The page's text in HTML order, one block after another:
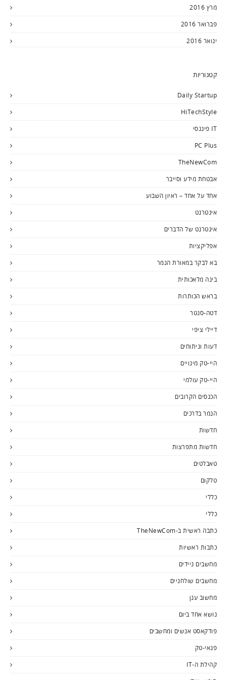
מרץ 2016
פברואר 2016
ינואר 2016
קטגוריות
Daily Startup
HiTechStyle
IT פיננסי
PC Plus
TheNewCom
אבטחת מידע וסייבר
אחד על אחד – ראיון השבוע
אינטרנט
אינטרנט של הדברים
אפליקציות
בא לבקר במאורת הנמר
בינה מלאכותית
בראש הכותרות
דטה-סנטר
דיילי ציפי
דעות וניתוחים
היי-טק מינויים
היי-טק עולמי
הכנסים הקרובים
הנמר בדרכים
חדשות
חדשות מתפרצות
טאבלטים
טלקום
כללי
כללי
כתבה ראשית ב-TheNewCom
כתבות ראשיות
מחשבים ניידים
מחשבים שולחניים
מחשוב ענן
נושא אחד ביום
פודקאסט אנשים ומחשבים
פנאי-טק
קהילת ה-IT